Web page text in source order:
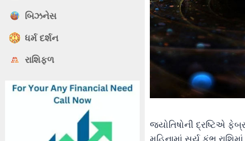
બિઝનેસ
ધર્મ દર્શન
રાશિફળ
જ્યોતિષોની દ્રષ્ટિએ
મહિનામાં સૂર્ય કુંભ